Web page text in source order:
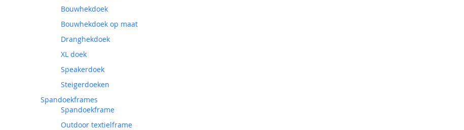
Bouwhekdoek
Bouwhekdoek op maat
Dranghekdoek
XL doek
Speakerdoek
Steigerdoeken
Spandoekframes
Spandoekframe
Outdoor textielframe